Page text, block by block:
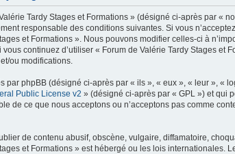
Tardy Stages et Formations » (désigné ci-après par «
responsable des conditions suivantes. Si vous
et Formations ». Nous pouvons modifier celles-ci à
continuez d’utiliser « Forum de Valérie Tardy Stages
ou modifications.
par phpBB (désigné ci-après par « ils », « eux », « leur », «
Public License v2 » (désigné ci-après par « GPL ») et qui
de ce que nous acceptons ou n’acceptons pas comme
de contenu abusif, obscène, vulgaire, diffamatoire,
et Formations » est hébergé ou les lois internationales.